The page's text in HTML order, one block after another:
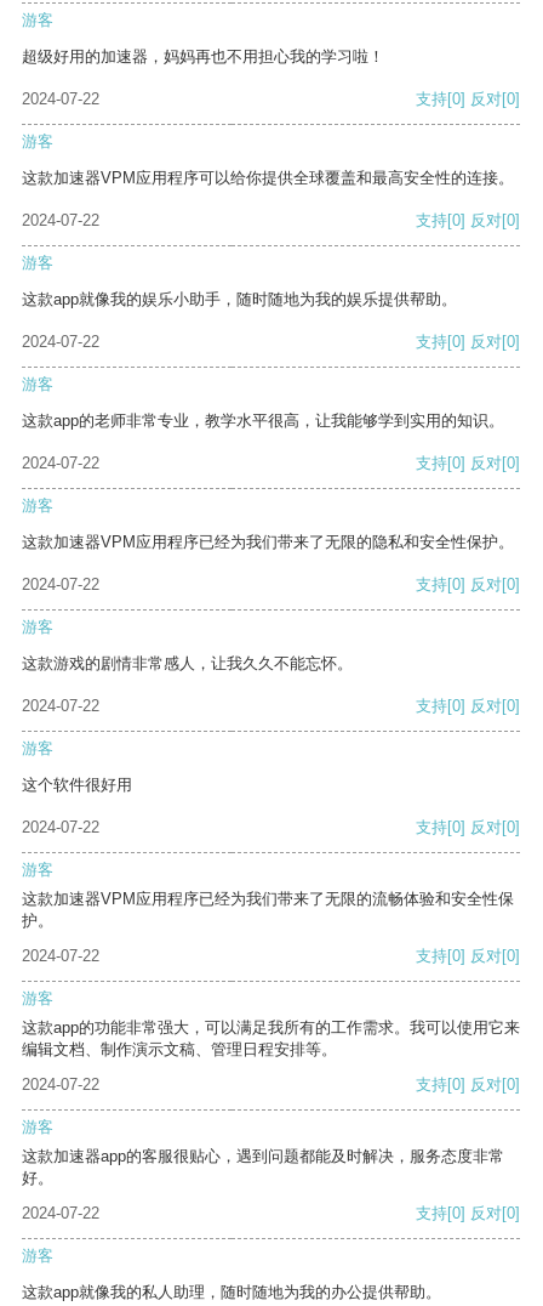
游客
超级好用的加速器，妈妈再也不用担心我的学习啦！
2024-07-22 支持[0] 反对[0]
游客
这款加速器VPM应用程序可以给你提供全球覆盖和最高安全性的连接。
2024-07-22 支持[0] 反对[0]
游客
这款app就像我的娱乐小助手，随时随地为我的娱乐提供帮助。
2024-07-22 支持[0] 反对[0]
游客
这款app的老师非常专业，教学水平很高，让我能够学到实用的知识。
2024-07-22 支持[0] 反对[0]
游客
这款加速器VPM应用程序已经为我们带来了无限的隐私和安全性保护。
2024-07-22 支持[0] 反对[0]
游客
这款游戏的剧情非常感人，让我久久不能忘怀。
2024-07-22 支持[0] 反对[0]
游客
这个软件很好用
2024-07-22 支持[0] 反对[0]
游客
这款加速器VPM应用程序已经为我们带来了无限的流畅体验和安全性保
护。
2024-07-22
支持[0] 反对[0]
游客
这款app的功能非常强大，可以满足我所有的工作需求。我可以使用它来
编辑文档、制作演示文稿、管理日程安排等。
2024-07-22
支持[0] 反对[0]
游客
这款加速器app的客服很贴心，遇到问题都能及时解决，服务态度非常
好。
2024-07-22
支持[0] 反对[0]
游客
这款app就像我的私人助理，随时随地为我的办公提供帮助。